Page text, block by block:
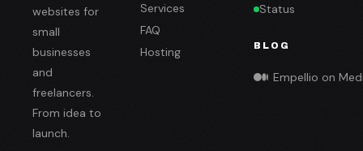
websites for
small
businesses
and
freelancers.
From idea to
launch.
Services
FAQ
Hosting
Status
BLOG
Empellio on